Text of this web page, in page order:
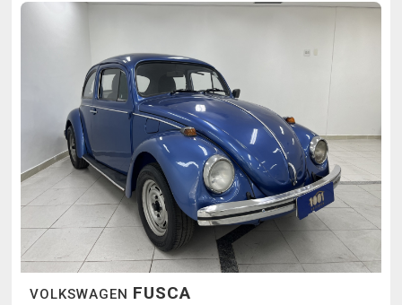
VOLKSWAGEN FUSCA